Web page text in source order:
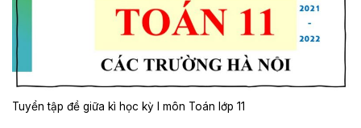
Tuyển tập đề giữa kì học kỳ I môn Toán lớp 11